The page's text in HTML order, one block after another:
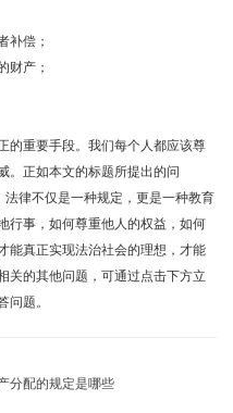
补偿；
财产；
的重要手段。我们每个人都应该尊
。正如本文的标题所提出的问
法律不仅是一种规定，更是一种教育
行事，如何尊重他人的权益，如何
能真正实现法治社会的理想，才能
关的其他问题，可通过点击下方立
题。
分配的规定是哪些